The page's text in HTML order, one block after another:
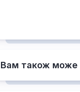
Вам також може